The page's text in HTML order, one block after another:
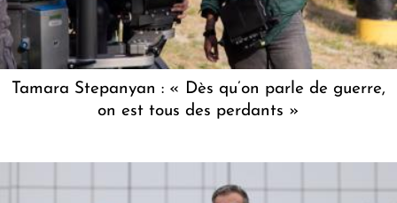
Tamara Stepanyan : « Dès qu’on parle de guerre,
on est tous des perdants »